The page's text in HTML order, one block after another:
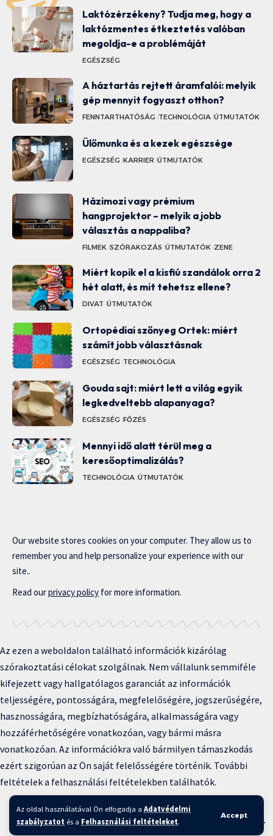
Az oldal használatával Ön elfogadja a Adatvédelmi
szabályzatot és a Felhasználási feltételeket.
Accept
Laktózérzékeny? Tudja meg, hogy a
laktózmentes étkeztetés valóban
megoldja-e a problémáját
EGÉSZSÉG
A háztartás rejtett áramfalói: melyik
gép mennyit fogyaszt otthon?
FENNTARTHATÓSÁG TECHNOLÓGIA ÚTMUTATÓK
Ülőmunka és a kezek egészsége
EGÉSZSÉG KARRIER ÚTMUTATÓK
Házimozi vagy prémium
hangprojektor – melyik a jobb
választás a nappaliba?
FILMEK SZÓRAKOZÁS ÚTMUTATÓK ZENE
Miért kopik el a kisfiú szandálok orra 2
hét alatt, és mit tehetsz ellene?
DIVAT ÚTMUTATÓK
Ortopédiai szőnyeg Ortek: miért
számít jobb választásnak
EGÉSZSÉG TECHNOLÓGIA
Gouda sajt: miért lett a világ egyik
legkedveltebb alapanyaga?
EGÉSZSÉG FŐZÉS
Mennyi idő alatt térül meg a
keresőoptimalizálás?
TECHNOLÓGIA ÚTMUTATÓK
Our website stores cookies on your computer. They allow us to
remember you and help personalize your experience with our
site..
Read ourprivacy policy for more information.
Az ezen a weboldalon található információk kizárólag
szórakoztatási célokat szolgálnak. Nem vállalunk semmiféle
kifejezett vagy hallgatólagos garanciát az információk
teljességére, pontosságára, megfelelőségére, jogszerűségére,
hasznosságára, megbízhatóságára, alkalmasságára vagy
hozzáférhetőségére vonatkozóan, vagy bármi másra
vonatkozóan. Az információkra való bármilyen támaszkodás
ezért szigorúan az Ön saját felelősségére történik. További
feltételek a felhasználási feltételekben találhatók.
Copyright © 2025 BFKH.hu
Felhasználási feltételek –Adatvédelmi irányelvek – Kapcsolat –